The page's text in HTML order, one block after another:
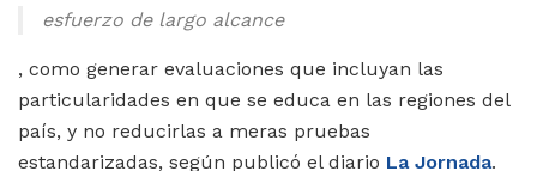
esfuerzo de largo alcance
, como generar evaluaciones que incluyan las
particularidades en que se educa en las regiones del
país, y no reducirlas a meras pruebas
estandarizadas, según publicó el diario La Jornada.